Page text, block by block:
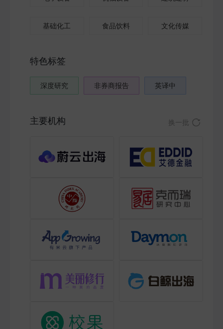
基础化工 食品饮料 文化传媒
特色标签
深度研究 非券商报告 英译中
主要机构 换一批